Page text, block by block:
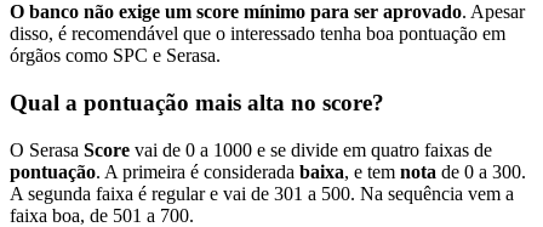
O banco não exige um score mínimo para ser aprovado. Apesar
disso, é recomendável que o interessado tenha boa pontuação em
órgãos como SPC e Serasa.
Qual a pontuação mais alta no score?
O Serasa Score vai de 0 a 1000 e se divide em quatro faixas de
pontuação. A primeira é considerada baixa, e tem nota de 0 a 300.
A segunda faixa é regular e vai de 301 a 500. Na sequência vem a
faixa boa, de 501 a 700.